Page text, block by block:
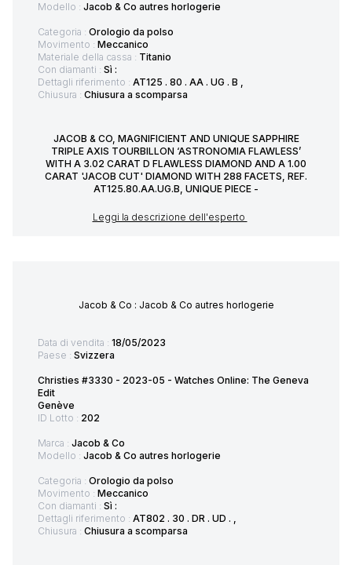
Modello : Jacob & Co autres horlogerie
Categoria : Orologio da polso
Movimento : Meccanico
Materiale della cassa : Titanio
Con diamanti : Sì :
Dettagli riferimento : AT125 . 80 . AA . UG . B ,
Chiusura : Chiusura a scomparsa
JACOB & CO, MAGNIFICIENT AND UNIQUE SAPPHIRE
TRIPLE AXIS TOURBILLON ‘ASTRONOMIA FLAWLESS’
WITH A 3.02 CARAT D FLAWLESS DIAMOND AND A 1.00
CARAT 'JACOB CUT' DIAMOND WITH 288 FACETS, REF.
AT125.80.AA.UG.B, UNIQUE PIECE -
Leggi la descrizione dell'esperto
Jacob & Co : Jacob & Co autres horlogerie
Data di vendita : 18/05/2023
Paese : Svizzera
Christies #3330 - 2023-05 - Watches Online: The Geneva
Edit
Genève
ID Lotto : 202
Marca : Jacob & Co
Modello : Jacob & Co autres horlogerie
Categoria : Orologio da polso
Movimento : Meccanico
Con diamanti : Sì :
Dettagli riferimento : AT802 . 30 . DR . UD . ,
Chiusura : Chiusura a scomparsa